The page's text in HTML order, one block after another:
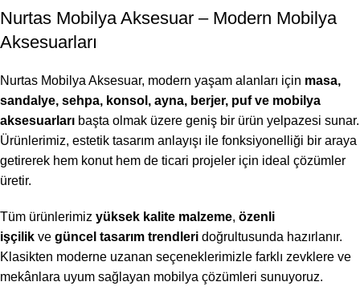
Nurtas Mobilya Aksesuar – Modern Mobilya
Aksesuarları
Nurtas Mobilya Aksesuar, modern yaşam alanları için masa,
sandalye, sehpa, konsol, ayna, berjer, puf ve mobilya
aksesuarları başta olmak üzere geniş bir ürün yelpazesi sunar.
Ürünlerimiz, estetik tasarım anlayışı ile fonksiyonelliği bir araya
getirerek hem konut hem de ticari projeler için ideal çözümler
üretir.
Tüm ürünlerimiz yüksek kalite malzeme, özenli
işçilik ve güncel tasarım trendleri doğrultusunda hazırlanır.
Klasikten moderne uzanan seçeneklerimizle farklı zevklere ve
mekânlara uyum sağlayan mobilya çözümleri sunuyoruz.